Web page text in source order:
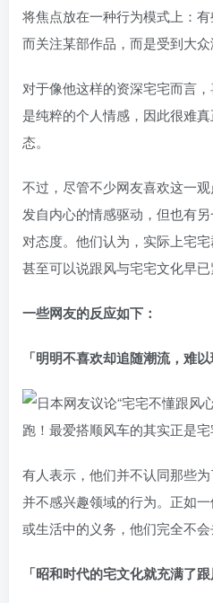
将焦点放在一种行为模式上：
而关注某部作品，而是受到大众
对于像他这样的资深宅宅而言
是纯粹的个人情感，因此很难
态。
不过，尽管不少网友喜欢这一
发自内心的情感驱动，但也有
对态度。他们认为，实际上宅
甚至可以说跟风与宅宅文化早已
一些网友的反应如下：
「明明不喜欢却追随潮流，难以
有人表示，他们并不认同那些
并不感兴趣领域的行为。正如
或生活中的义务，他们完全不会
「昭和时代的宅文化就充满了跟